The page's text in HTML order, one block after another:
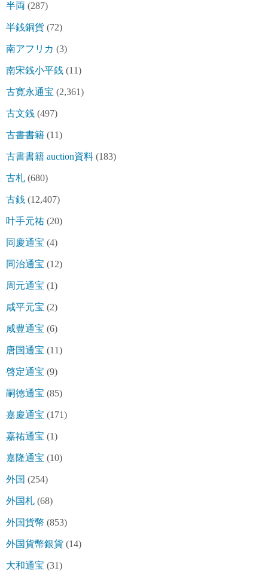
半両 (287)
半銭銅貨 (72)
南アフリカ (3)
南宋銭小平銭 (11)
古寛永通宝 (2,361)
古文銭 (497)
古書書籍 (11)
古書書籍 auction資料 (183)
古札 (680)
古銭 (12,407)
叶手元祐 (20)
同慶通宝 (4)
同治通宝 (12)
周元通宝 (1)
咸平元宝 (2)
咸豊通宝 (6)
唐国通宝 (11)
啓定通宝 (9)
嗣徳通宝 (85)
嘉慶通宝 (171)
嘉祐通宝 (1)
嘉隆通宝 (10)
外国 (254)
外国札 (68)
外国貨幣 (853)
外国貨幣銀貨 (14)
大和通宝 (31)